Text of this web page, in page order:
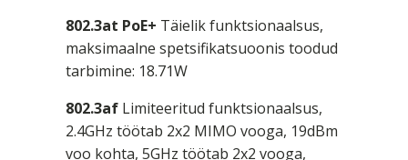
802.3at PoE+ Täielik funktsionaalsus,
maksimaalne spetsifikatsuoonis toodud
tarbimine: 18.71W
802.3af Limiteeritud funktsionaalsus,
2.4GHz töötab 2x2 MIMO vooga, 19dBm
voo kohta, 5GHz töötab 2x2 vooga,